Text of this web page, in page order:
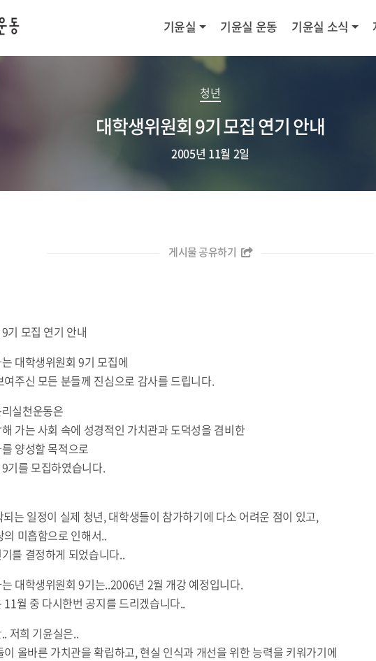
기윤실 기윤실 운동 기윤실 소식
청년
대학생위원회 9기 모집 연기 안내
2005년 11월 2일
게시물 공유하기
기 모집 연기 안내
대학생위원회 9기 모집에
여주신 모든 분들께 진심으로 감사를 드립니다.
실천운동은
가는 사회 속에 성경적인 가치관과 도덕성을 겸비한
양성할 목적으로
기를 모집하였습니다.
는 일정이 실제 청년, 대학생들이 참가하기에 다소 어려운 점이 있고,
의 미흡함으로 인해서..
를 결정하게 되었습니다..
대학생위원회 9기는..2006년 2월 개강 예정입니다.
11월 중 다시한번 공지를 드리겠습니다..
저희 기윤실은..
이 올바른 가치관을 확립하고, 현실 인식과 개선을 위한 능력을 키워가기에